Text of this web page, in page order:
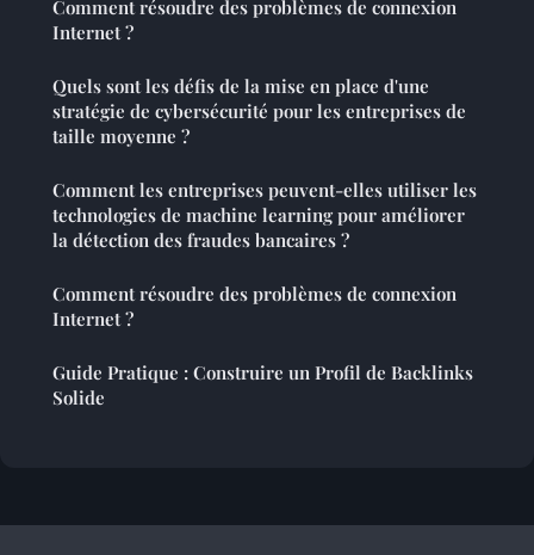
Comment résoudre des problèmes de connexion
Internet ?
Quels sont les défis de la mise en place d'une
stratégie de cybersécurité pour les entreprises de
taille moyenne ?
Comment les entreprises peuvent-elles utiliser les
technologies de machine learning pour améliorer
la détection des fraudes bancaires ?
Comment résoudre des problèmes de connexion
Internet ?
Guide Pratique : Construire un Profil de Backlinks
Solide